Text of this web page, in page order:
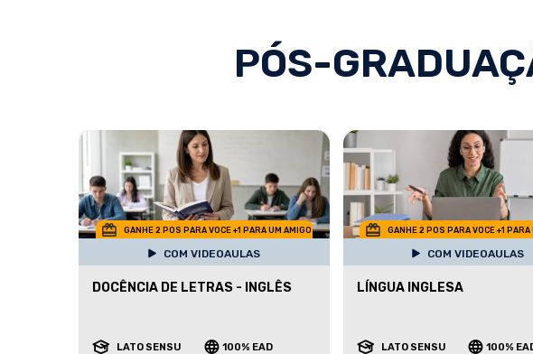
PÓS-
GANHE 2 POS PARA VOCE +1 PARA UM AMIGO
COM VIDEOAULAS
DOCÊNCIA DE LETRAS - INGLÊS
LATO SENSU 100% EAD
GANHE 2 POS PARA VOCE +1 PARA
COM VIDEOAULAS
LÍNGUA INGLESA
LATO SENSU 100%